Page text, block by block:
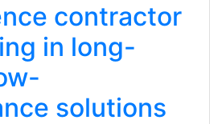
contractor
in long-
solutions